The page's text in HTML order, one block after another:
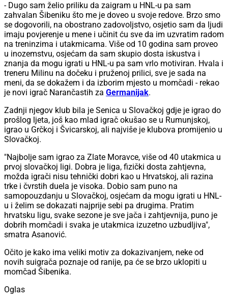
- Dugo sam želio priliku da zaigram u HNL-u pa sam
zahvalan Šibeniku što me je doveo u svoje redove. Brzo smo
se dogovorili, na obostrano zadovoljstvo, osjetio sam da ljudi
imaju povjerenje u mene i učinit ću sve da im uzvratim radom
na treninzima i utakmicama. Više od 10 godina sam proveo
u inozemstvu, osjećam da sam skupio dosta iskustva i
znanja da mogu igrati u HNL-u pa sam vrlo motiviran. Hvala i
treneru Milinu na dočeku i pruženoj prilici, sve je sada na
meni, da se dokažem i da izborim mjesto u momčadi - rekao
je novi igrač Narančastih za Germanijak.
Zadnji njegov klub bila je Senica u Slovačkoj gdje je igrao do
prošlog ljeta, još kao mlad igrač okušao se u Rumunjskoj,
igrao u Grčkoj i Švicarskoj, ali najviše je klubova promijenio u
Slovačkoj.
"Najbolje sam igrao za Zlate Moravce, više od 40 utakmica u
prvoj slovačkoj ligi. Dobra je liga, fizički dosta zahtjevna,
možda igrači nisu tehnički dobri kao u Hrvatskoj, ali razina
trke i čvrstih duela je visoka. Dobio sam puno na
samopouzdanju u Slovačkoj, osjećam da mogu igrati u HNL-
u i želim se dokazati najprije sebi pa drugima. Pratim
hrvatsku ligu, svake sezone je sve jača i zahtjevnija, puno je
dobrih momčadi i svaka je utakmica izuzetno uzbudljiva",
smatra Asanović.
Očito je kako ima veliki motiv za dokazivanjem, neke od
novih suigrača poznaje od ranije, pa će se brzo uklopiti u
momčad Šibenika.
Oglas